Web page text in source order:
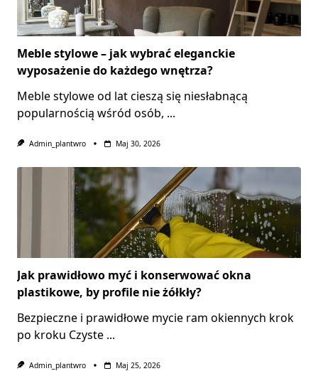
Meble stylowe – jak wybrać eleganckie
wyposażenie do każdego wnętrza?
Meble stylowe od lat cieszą się niesłabnącą
popularnością wśród osób, ...
Admin_plantwro Maj 30, 2026
Jak prawidłowo myć i konserwować okna
plastikowe, by profile nie żółkły?
Bezpieczne i prawidłowe mycie ram okiennych krok
po kroku Czyste ...
Admin_plantwro Maj 25, 2026